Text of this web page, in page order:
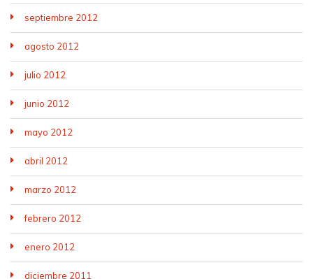
septiembre 2012
agosto 2012
julio 2012
junio 2012
mayo 2012
abril 2012
marzo 2012
febrero 2012
enero 2012
diciembre 2011